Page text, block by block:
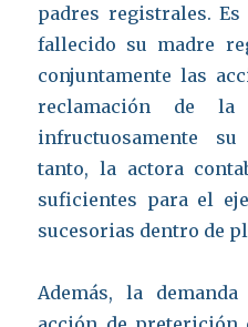
padres registrales.
fallecido su madre
conjuntamente las
reclamación de la
infructuosamente
tanto, la actora
suficientes para el
sucesorias dentro de
Además, la